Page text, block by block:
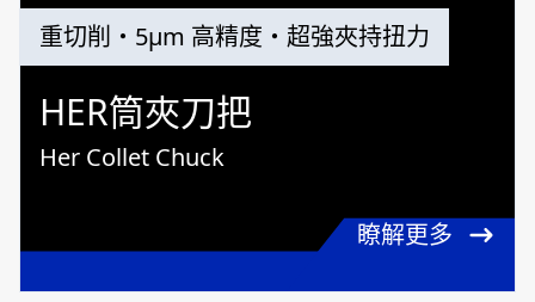
重切削・5μm 高精度・超強夾持扭力
HER筒夾刀把
Her Collet Chuck
瞭解更多